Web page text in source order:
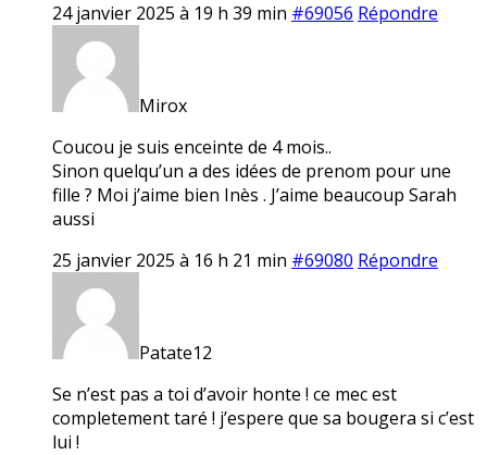
24 janvier 2025 à 19 h 39 min #69056 Répondre
Mirox
Coucou je suis enceinte de 4 mois..
Sinon quelqu’un a des idées de prenom pour une
fille ? Moi j’aime bien Inès . J’aime beaucoup Sarah
aussi
25 janvier 2025 à 16 h 21 min #69080 Répondre
Patate12
Se n’est pas a toi d’avoir honte ! ce mec est
completement taré ! j’espere que sa bougera si c’est
lui !